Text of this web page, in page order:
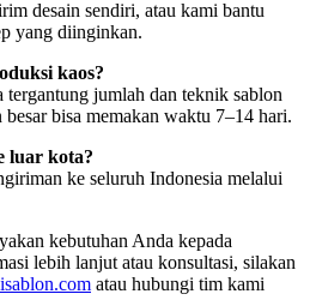
desain sendiri, atau kami bantu
yang diinginkan.
kaos?
jumlah dan teknik sablon
bisa memakan waktu 7–14 hari.
luar kota?
ke seluruh Indonesia melalui
kebutuhan Anda kepada
lebih lanjut atau konsultasi, silakan
atau hubungi tim kami